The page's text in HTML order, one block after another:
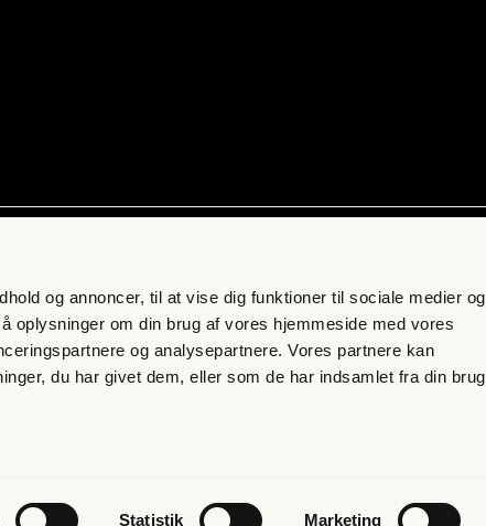
og annoncer, til at vise dig funktioner til sociale medier og
oplysninger om din brug af vores hjemmeside med vores
og analysepartnere. Vores partnere kan
du har givet dem, eller som de har indsamlet fra din brug
Statistik Marketing
Send et tip
Kon­takt os